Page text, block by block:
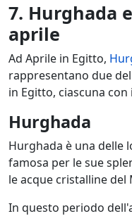
7. Hurghada
aprile
Ad Aprile in Egitto,
rappresentano due
in Egitto, ciascuna
Hurghada
Hurghada è una delle
famosa per le sue
le acque cristalline del
In questo periodo